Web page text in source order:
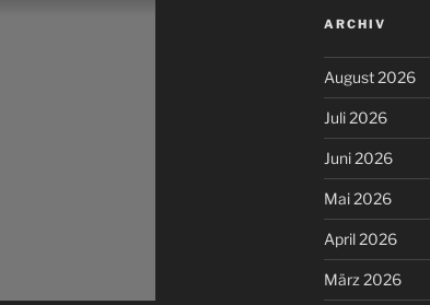
ARCHIV
August 2026
Juli 2026
Juni 2026
Mai 2026
April 2026
März 2026